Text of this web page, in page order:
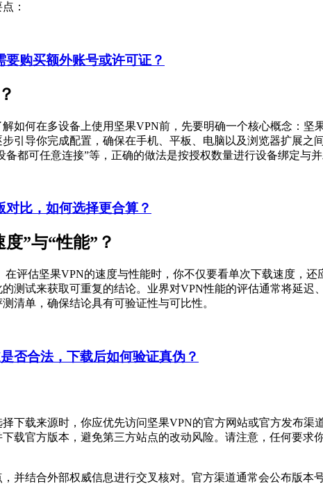
：
购买额外账号或许可证？
解如何在多设备上使用坚果VPN前，先要明确一个核心概念：
引导你完成配置，确保在手机、平板、电脑以及浏览器扩展
都可任意连接”等，正确的做法是按授权数量进行设备绑定与
比，如何选择更合算？
”与“性能”？
在评估坚果VPN的速度与性能时，你不仅要看单次下载速度，
测试来获取可重复的结论。业界对VPN性能的评估通常将延
清单，确保结论具有可验证性与可比性。
否合法，下载后如何验证真伪？
择下载来源时，你应优先访问坚果VPN的官方网站或官方发布
下载官方版本，避免第三方站点的改动风险。请注意，任何要
并结合外部权威信息进行交叉核对。官方渠道通常会公布版